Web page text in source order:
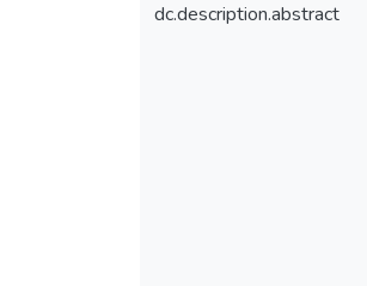
dc.description.abstract